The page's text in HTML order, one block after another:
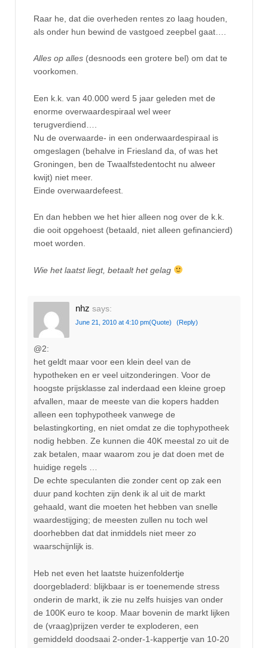
Raar he, dat die overheden rentes zo laag houden,
als onder hun bewind de vastgoed zeepbel gaat….
Alles op alles (desnoods een grotere bel) om dat te
voorkomen.
Een k.k. van 40.000 werd 5 jaar geleden met de
enorme overwaardespiraal wel weer
terugverdiend….
Nu de overwaarde- in een onderwaardespiraal is
omgeslagen (behalve in Friesland da, of was het
Groningen, ben de Twaalfstedentocht nu alweer
kwijt) niet meer.
Einde overwaardefeest.
En dan hebben we het hier alleen nog over de k.k.
die ooit opgehoest (betaald, niet alleen gefinancierd)
moet worden.
Wie het laatst liegt, betaalt het gelag
nhz says:
June 21, 2010 at 4:10 pm(Quote) (Reply)
@2:
het geldt maar voor een klein deel van de
hypotheken en er veel uitzonderingen. Voor de
hoogste prijsklasse zal inderdaad een kleine groep
afvallen, maar de meeste van die kopers hadden
alleen een tophypotheek vanwege de
belastingkorting, en niet omdat ze die tophypotheek
nodig hebben. Ze kunnen die 40K meestal zo uit de
zak betalen, maar waarom zou je dat doen met de
huidige regels …
De echte speculanten die zonder cent op zak een
duur pand kochten zijn denk ik al uit de markt
gehaald, want die moeten het hebben van snelle
waardestijging; de meesten zullen nu toch wel
doorhebben dat dat inmiddels niet meer zo
waarschijnlijk is.
Heb net even het laatste huizenfoldertje
doorgebladerd: blijkbaar is er toenemende stress
onderin de markt, ik zie nu zelfs huisjes van onder
de 100K euro te koop. Maar bovenin de markt lijken
de (vraag)prijzen verder te exploderen, een
gemiddeld doodsaai 2-onder-1-kappertje van 10-20